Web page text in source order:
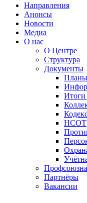
Направления
Анонсы
Новости
Медиа
О нас
О Центре
Структура
Документы
Планы
Итоги
НСОТ
Партнёры
Вакансии